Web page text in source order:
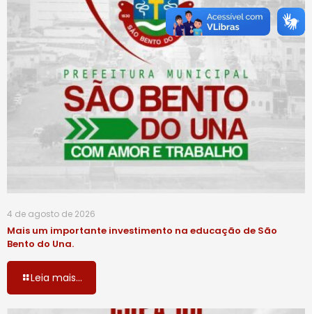
4 de agosto de 2026
Mais um importante investimento na educação de São
Bento do Una.
Leia mais...